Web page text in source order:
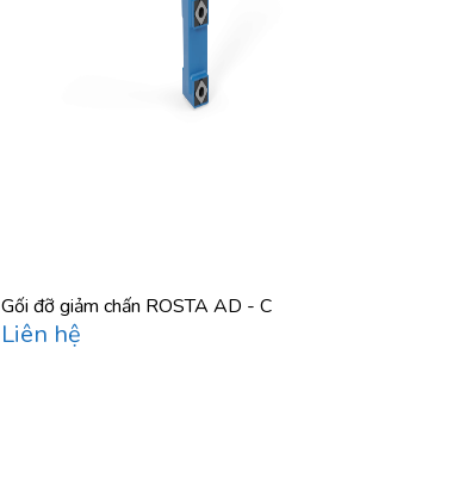
Gối đỡ giảm chấn ROSTA AD - C
Liên hệ